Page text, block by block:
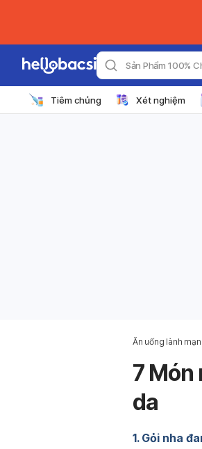
Sản Phẩm 100%
Tiêm chủng Xét nghiệm
Ăn uống lành
7
da
1. Gỏi nha